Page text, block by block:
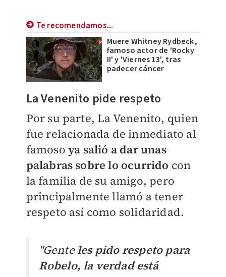
Te recomendamos...
Muere Whitney Rydbeck,
famoso actor de 'Rocky
II' y 'Viernes 13', tras
padecer cáncer
La Venenito pide respeto
Por su parte, La Venenito, quien
fue relacionada de inmediato al
famoso ya salió a dar unas
palabras sobre lo ocurrido con
la familia de su amigo, pero
principalmente llamó a tener
respeto así como solidaridad.
"Genteles pido respeto para
Robelo, la verdad está